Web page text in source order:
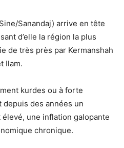
Sanandaj) arrive en tête
d’elle la région la plus
de très près par Kermanshah
Ilam.
kurdes ou à forte
des années un
une inflation galopante
chronique.